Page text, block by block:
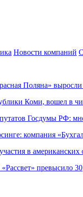
Новости компаний
Поляна»
Коми, вошел в
Госдумы РФ:
компания
в американских
превысило 30